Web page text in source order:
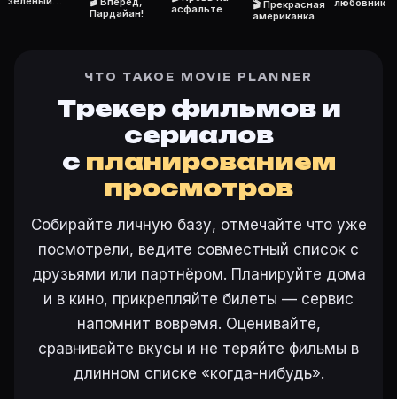
Режиссёр — Бернар Бордери. В фильме «Как же
Как поставить напоминание о премьере «Как же
Ещё на Movie Planner
Другие карточки: Горбатая гора (2005)·
Войти в кабинет — сохранить «Как же так!» в свою
Пардайан!
асфальте
🎬 Прекрасная
американка
любовник
ЧТО ТАКОЕ MOVIE PLANNER
Трекер фильмов и
сериалов
с планированием
просмотров
Собирайте личную базу, отмечайте что уже
посмотрели, ведите совместный список с
друзьями или партнёром. Планируйте дома
и в кино, прикрепляйте билеты — сервис
напомнит вовремя. Оценивайте,
сравнивайте вкусы и не теряйте фильмы в
длинном списке «когда-нибудь».